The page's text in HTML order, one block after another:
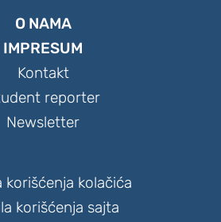
O NAMA
IMPRESUM
Kontakt
reporter
Newsletter
korišćenja kolačića
korišćenja sajta